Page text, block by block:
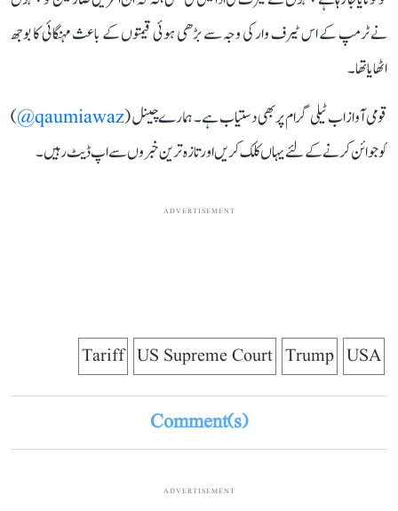
نے ٹرمپ کے اس ٹیرف وار کی وجہ سے بڑھی ہوئی قیمتوں کے باعث مہنگائی کا بوجھ
اٹھایا تھا۔
قومی آواز اب ٹیلی گرام پر بھی دستیاب ہے۔ ہمارے چینل (qaumiawaz@
)
کو جوائن کرنے کے لئے یہاں کلک کریں اور تازہ ترین خبروں سے اپ ڈیٹ رہیں۔
ADVERTISEMENT
USA
Trump
US Supreme Court
Tariff
Comment(s)
ADVERTISEMENT